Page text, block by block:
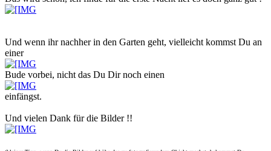
Und wenn ihr nachher in den Garten geht, vielleicht kommst Du an
einer
Bude vorbei, nicht das Du Dir noch einen
einfängst.
Und vielen Dank für die Bilder !!